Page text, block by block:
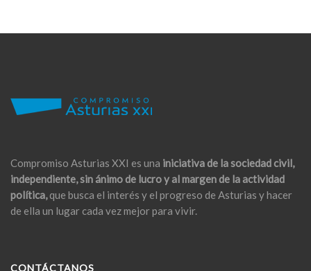
Compromiso Asturias XXI es una iniciativa de la sociedad civil,
independiente, sin ánimo de lucro y al margen de la actividad
política,que busca el interés y el progreso de Asturias y hacer
de ella un lugar cada vez mejor para vivir.
CONTÁCTANOS